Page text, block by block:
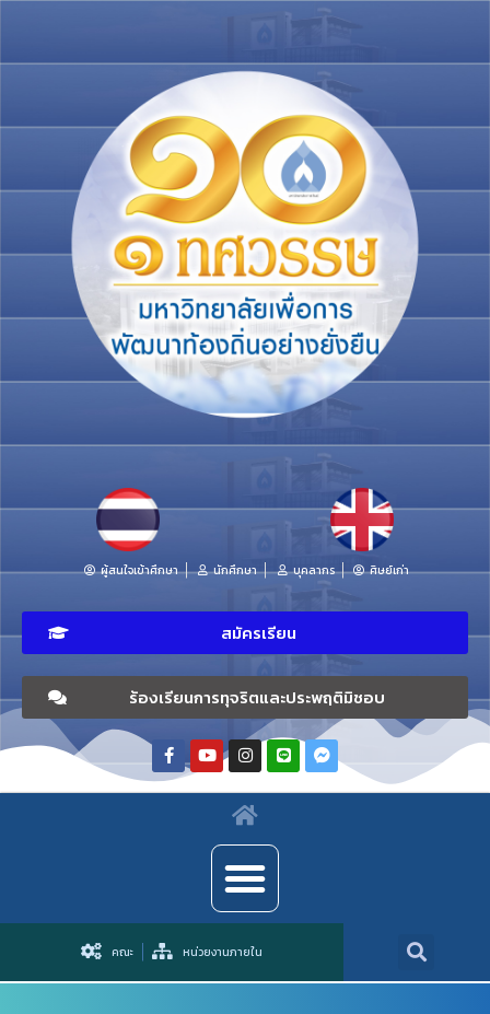
ผู้สนใจเข้าศึกษา นักศึกษา บุคลากร ศิษย์เก่า
สมัครเรียน
ร้องเรียนการทุจริตและประพฤติมิชอบ
คณะ หน่วยงานภายใน